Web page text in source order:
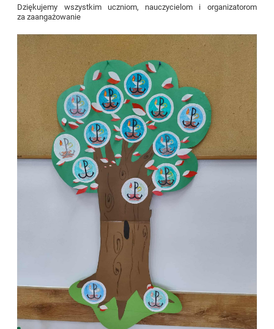
Dziękujemy wszystkim uczniom, nauczycielom i organizatorom
za zaangażowanie